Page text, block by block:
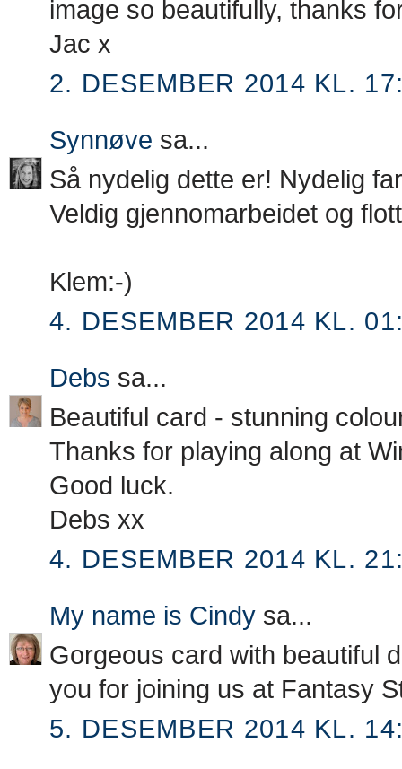
image so beautifully, thanks
Jac x
2. DESEMBER 2014 KL.
Synnøve sa...
Så nydelig dette er! Nydelig
Veldig gjennomarbeidet og
Klem:-)
4. DESEMBER 2014 KL.
Debs sa...
Beautiful card - stunning
Thanks for playing along at
Good luck.
Debs xx
4. DESEMBER 2014 KL.
My name is Cindy sa...
Gorgeous card with beautiful
you for joining us at Fantasy
5. DESEMBER 2014 KL.